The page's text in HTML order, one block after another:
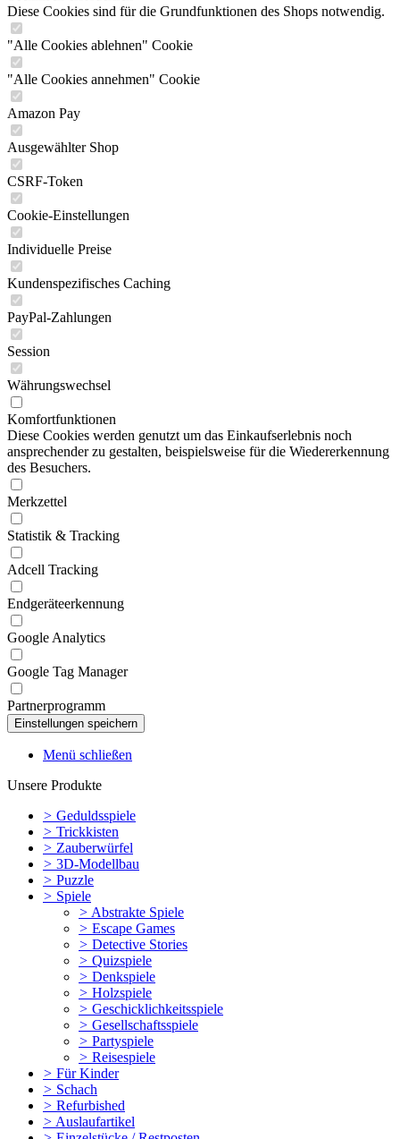
Diese Cookies sind für die Grundfunktionen des Shops notwendig.
"Alle Cookies ablehnen" Cookie
"Alle Cookies annehmen" Cookie
Amazon Pay
Ausgewählter Shop
CSRF-Token
Cookie-Einstellungen
Individuelle Preise
Kundenspezifisches Caching
PayPal-Zahlungen
Session
Währungswechsel
Komfortfunktionen
Diese Cookies werden genutzt um das Einkaufserlebnis noch
ansprechender zu gestalten, beispielsweise für die Wiedererkennung
des Besuchers.
Merkzettel
Statistik & Tracking
Adcell Tracking
Endgeräteerkennung
Google Analytics
Google Tag Manager
Partnerprogramm
Menü schließen
Unsere Produkte
> Geduldsspiele
> Trickkisten
> Zauberwürfel
> 3D-Modellbau
> Puzzle
> Spiele
> Abstrakte Spiele
> Escape Games
> Detective Stories
> Quizspiele
> Denkspiele
> Holzspiele
> Geschicklichkeitsspiele
> Gesellschaftsspiele
> Partyspiele
> Reisespiele
> Für Kinder
> Schach
> Refurbished
> Auslaufartikel